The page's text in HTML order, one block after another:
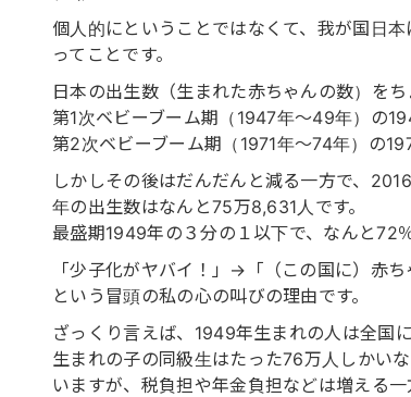
個人的にということではなくて、我が国日
ってことです。
日本の出生数（生まれた赤ちゃんの数）を
第1次ベビーブーム期（1947年〜49年）の
第2次ベビーブーム期（1971年〜74年）の
しかしその後はだんだんと減る一方で、
年の出生数はなんと75万8,631人です。
最盛期1949年の３分の１以下で、なんと72
「少子化がヤバイ！」→「（この国に）赤ち
という冒頭の私の心の叫びの理由です。
ざっくり言えば、1949年生まれの人は全国
生まれの子の同級生はたった76万人しかい
いますが、税負担や年金負担などは増える